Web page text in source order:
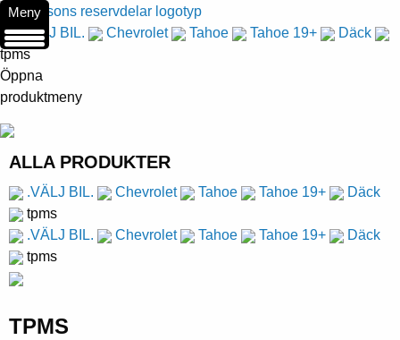
.VÄLJ BIL. Chevrolet Tahoe Tahoe 19+
Däck
tpms
Öppna
produktmeny
ALLA PRODUKTER
.VÄLJ BIL. Chevrolet Tahoe Tahoe 19+
Däck
tpms
.VÄLJ BIL.
Chevrolet Tahoe Tahoe 19+
Däck
tpms
TPMS
Meny